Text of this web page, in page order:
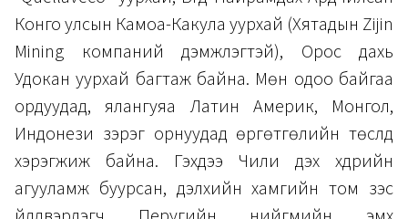
Конго улсын Камоа-Какула уурхай (Хятадын Zijin
Mining компаний дэмжлэгтэй), Орос дахь
Удокан уурхай багтаж байна. Мөн одоо байгаа
ордуудад, ялангуяа Латин Америк, Монгол,
Индонези зэрэг орнуудад өргөтгөлийн төслүүд
хэрэгжиж байна. Гэхдээ Чили дэх хүдрийн
агууламж буурсан, дэлхийн хамгийн том зэс